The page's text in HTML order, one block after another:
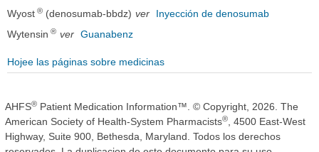
Wyost ® (denosumab-bbdz) ver
Inyección de denosumab
Wytensin ® ver Guanabenz
Hojee las páginas sobre medicinas
AHFS® Patient Medication Information™. © Copyright, 2026. The
American Society of Health-System Pharmacists®
, 4500 East-West
Highway, Suite 900, Bethesda, Maryland. Todos los derechos